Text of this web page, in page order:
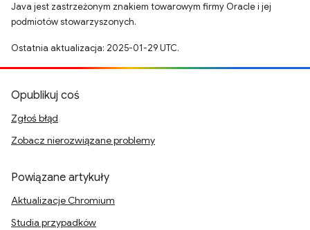
Java jest zastrzeżonym znakiem towarowym firmy Oracle i jej
podmiotów stowarzyszonych.
Ostatnia aktualizacja: 2025-01-29 UTC.
Opublikuj coś
Zgłoś błąd
Zobacz nierozwiązane problemy
Powiązane artykuły
Aktualizacje Chromium
Studia przypadków